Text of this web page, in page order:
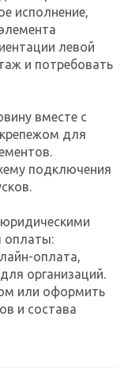
исполнение,
левой
и потребовать
вместе с
для
подключения
оплаты:
оплата,
организаций.
или оформить
и состава